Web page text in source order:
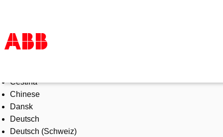
Products & Solutions
Industries
Services
About us
Where to buy
Čeština
Chinese
Dansk
Deutsch
Deutsch (Schweiz)